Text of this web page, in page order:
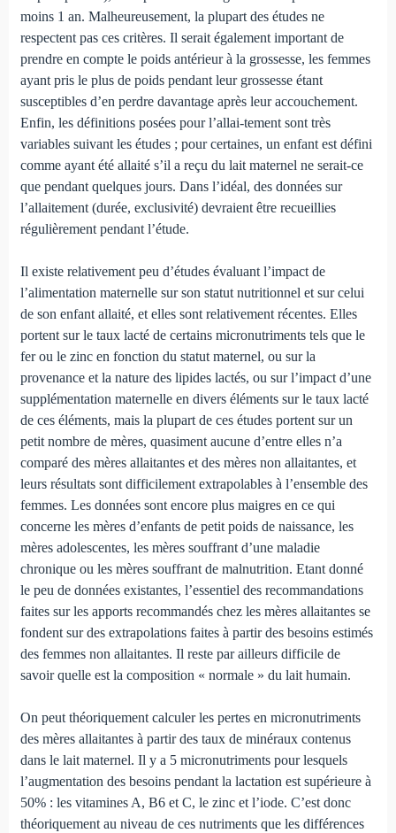
moins 1 an. Malheureusement, la plupart des études ne
respectent pas ces critères. Il serait également important de
prendre en compte le poids antérieur à la gros­sesse, les femmes
ayant pris le plus de poids pendant leur grossesse étant
susceptibles d’en perdre davantage après leur accouchement.
Enfin, les définitions posées pour l’allai-tement sont très
variables suivant les études ; pour certaines, un enfant est défini
comme ayant été allaité s’il a reçu du lait maternel ne serait-ce
que pendant quelques jours. Dans l’idéal, des données sur
l’allaitement (durée, exclusi­vité) devraient être recueillies
régulièrement pendant l’étude.
Il existe relativement peu d’études évaluant l’impact de
l’alimentation maternelle sur son statut nutritionnel et sur celui
de son enfant allaité, et elles sont relativement récentes. Elles
portent sur le taux lacté de certains micronutriments tels que le
fer ou le zinc en fonction du statut maternel, ou sur la
provenance et la nature des lipides lactés, ou sur l’impact d’une
supplémentation maternelle en divers élé­ments sur le taux lacté
de ces éléments, mais la plupart de ces études portent sur un
petit nombre de mères, quasiment aucune d’entre elles n’a
comparé des mères allaitantes et des mères non allaitantes, et
leurs résultats sont difficilement extrapolables à l’ensemble des
femmes. Les données sont encore plus maigres en ce qui
concerne les mères d’enfants de petit poids de naissance, les
mères adolescentes, les mères souffrant d’une maladie
chronique ou les mères souffrant de malnutrition. Etant donné
le peu de données existantes, l’essentiel des recommandations
faites sur les apports re­commandés chez les mères allaitantes se
fondent sur des extrapolations faites à partir des besoins estimés
des femmes non allaitantes. Il reste par ailleurs difficile de
savoir quelle est la composition « normale » du lait humain.
On peut théoriquement calculer les pertes en micronutri­ments
des mères allaitantes à partir des taux de minéraux contenus
dans le lait maternel. Il y a 5 micronutriments pour lesquels
l’augmentation des besoins pendant la lactation est supérieure à
50% : les vitamines A, B6 et C, le zinc et l’iode. C’est donc
théoriquement au niveau de ces nutriments que les différences